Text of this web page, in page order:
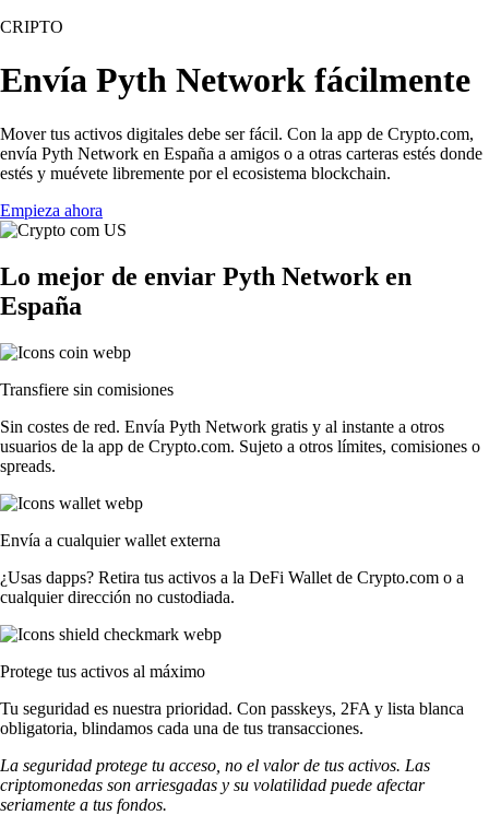
CRIPTO
Envía Pyth Network fácilmente
Mover tus activos digitales debe ser fácil. Con la app de Crypto.com,
envía Pyth Network en España a amigos o a otras carteras estés donde
estés y muévete libremente por el ecosistema blockchain.
Empieza ahora
Lo mejor de enviar Pyth Network en
España
Transfiere sin comisiones
Sin costes de red. Envía Pyth Network gratis y al instante a otros
usuarios de la app de Crypto.com. Sujeto a otros límites, comisiones o
spreads.
Envía a cualquier wallet externa
¿Usas dapps? Retira tus activos a la DeFi Wallet de Crypto.com o a
cualquier dirección no custodiada.
Protege tus activos al máximo
Tu seguridad es nuestra prioridad. Con passkeys, 2FA y lista blanca
obligatoria, blindamos cada una de tus transacciones.
La seguridad protege tu acceso, no el valor de tus activos. Las
criptomonedas son arriesgadas y su volatilidad puede afectar
seriamente a tus fondos.